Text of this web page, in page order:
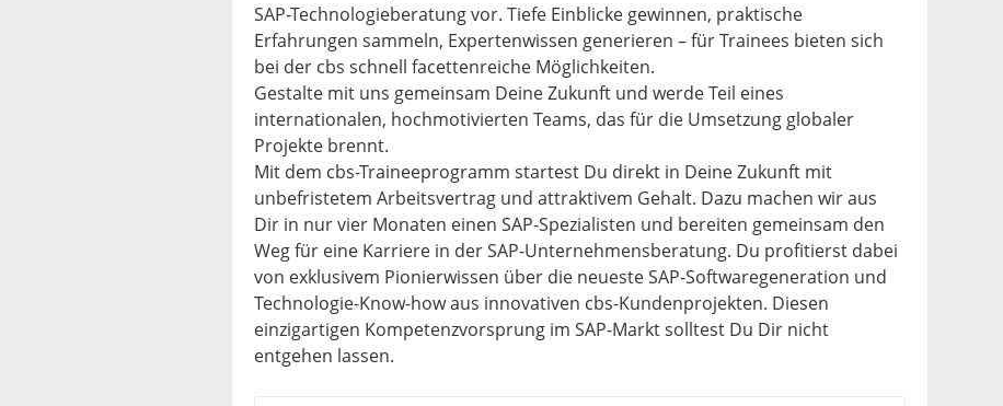
SAP-Technologieberatung vor. Tiefe Einblicke gewinnen, praktische
Erfahrungen sammeln, Expertenwissen generieren – für Trainees bieten sich
bei der cbs schnell facettenreiche Möglichkeiten.
Gestalte mit uns gemeinsam Deine Zukunft und werde Teil eines
internationalen, hochmotivierten Teams, das für die Umsetzung globaler
Projekte brennt.
Mit dem cbs-Traineeprogramm startest Du direkt in Deine Zukunft mit
unbefristetem Arbeitsvertrag und attraktivem Gehalt. Dazu machen wir aus
Dir in nur vier Monaten einen SAP-Spezialisten und bereiten gemeinsam den
Weg für eine Karriere in der SAP-Unternehmensberatung. Du profitierst dabei
von exklusivem Pionierwissen über die neueste SAP-Softwaregeneration und
Technologie-Know-how aus innovativen cbs-Kundenprojekten. Diesen
einzigartigen Kompetenzvorsprung im SAP-Markt solltest Du Dir nicht
entgehen lassen.